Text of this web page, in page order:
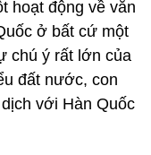
hoạt động về văn
ở bất cứ một
chú ý rất lớn của
đất nước, con
với Hàn Quốc